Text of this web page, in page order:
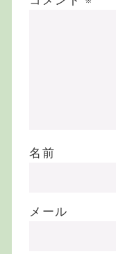
名前
メール